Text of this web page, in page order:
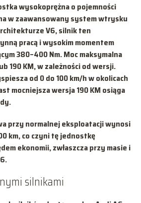
wysokoprężna o pojemności
w zaawansowany system wtrysku
V6, silnik ten
pracą i wysokim momentem
380–400 Nm. Moc maksymalna
190 KM, w zależności od wersji.
od 0 do 100 km/h w okolicach
mocniejsza wersja190 KM osiąga
.
przy normalnej eksploatacji wynosi
km, co czyni tę jednostkę
ekonomii, zwłaszcza przy masie i
silnikami